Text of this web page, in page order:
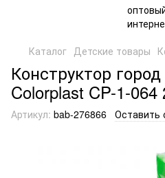
Каталог Детские товары
Конструктор
Colorplast CP-1-
Артикул: bab-276866 Оставить